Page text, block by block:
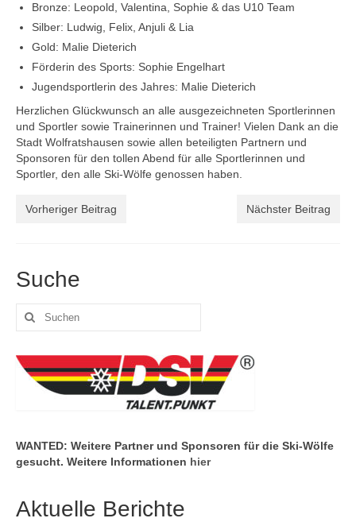
Bronze: Leopold, Valentina, Sophie & das U10 Team
Silber: Ludwig, Felix, Anjuli & Lia
Gold: Malie Dieterich
Förderin des Sports: Sophie Engelhart
Jugendsportlerin des Jahres: Malie Dieterich
Herzlichen Glückwunsch an alle ausgezeichneten Sportlerinnen
und Sportler sowie Trainerinnen und Trainer! Vielen Dank an die
Stadt Wolfratshausen sowie allen beteiligten Partnern und
Sponsoren für den tollen Abend für alle Sportlerinnen und
Sportler, den alle Ski-Wölfe genossen haben.
Vorheriger Beitrag Nächster Beitrag
Suche
Suchen
nach:
WANTED: Weitere Partner und Sponsoren für die Ski-Wölfe
gesucht. Weitere Informationen hier
Aktuelle Berichte